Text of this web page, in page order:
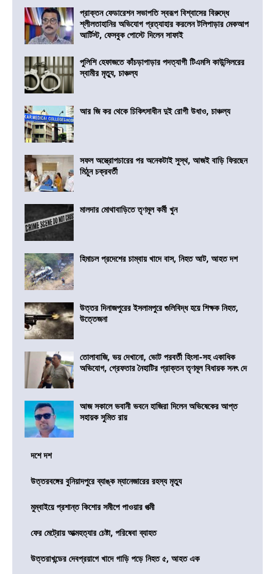
প্রাক্তন ফেডারেশন সভাপতি স্বরূপ বিশ্বাসের বিরুদ্ধে
শ্লীলতাহানির অভিযোগ প্রত্যাহার করলেন টলিপাড়ার মেকআপ
আর্টিস্ট, ফেসবুক পোস্টে দিলেন সাফাই
পুলিশি হেফাজতে কাঁচড়াপাড়ার পদত্যাগী টিএমসি কাউন্সিলরের
স্বামীর মৃত্যু, চাঞ্চল্য
আর জি কর থেকে চিকিৎসাধীন দুই রোগী উধাও, চাঞ্চল্য
সফল অস্ত্রোপচারের পর অনেকটাই সুস্থ, আজই বাড়ি ফিরছেন
মিঠুন চক্রবর্তী
মালদার মোথাবাড়িতে তৃণমূল কর্মী খুন
হিমাচল প্রদেশের চাম্বায় খাদে বাস, নিহত আট, আহত দশ
উত্তর দিনাজপুরের ইসলামপুরে গুলিবিদ্ধ হয়ে শিক্ষক নিহত,
উত্তেজনা
তোলাবাজি, ভয় দেখানো, ভোট পরবর্তী হিংসা-সহ একাধিক
অভিযোগ, গ্রেফতার নৈহাটির প্রাক্তন তৃণমূল বিধায়ক সনৎ দে
আজ সকালে ভবানী ভবনে হাজিরা দিলেন অভিষেকের আপ্ত
সহায়ক সুমিত রায়
দশে দশ
উত্তরবঙ্গের বুনিয়াদপুরে ব্যাঙ্ক ম্যানেজারের রহস্য মৃত্যু
মুম্বাইয়ে প্রশান্ত কিশোর সমীপে পাওয়ার পত্মী
ফের মেট্রোয় আত্মহত্যার চেষ্টা, পরিষেবা ব্যাহত
উত্তরাখন্ডের দেবপ্রয়াগে খাদে গাড়ি পড়ে নিহত ৫, আহত এক